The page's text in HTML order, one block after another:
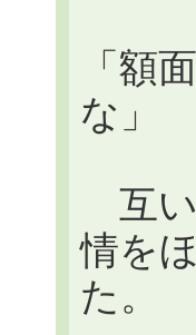
「額
な」
互い
情を
た。